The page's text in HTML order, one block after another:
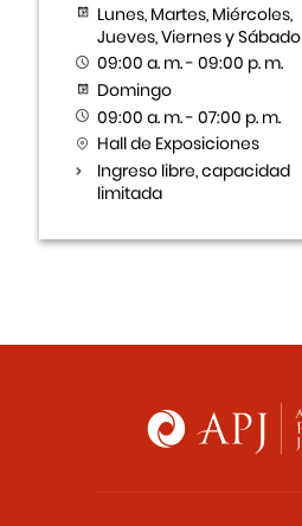
Lunes, Martes, Miércoles,
Jueves, Viernes y Sábado
09:00 a. m. - 09:00 p. m.
Domingo
09:00 a. m. - 07:00 p. m.
Hall de Exposiciones
Ingreso libre, capacidad
limitada